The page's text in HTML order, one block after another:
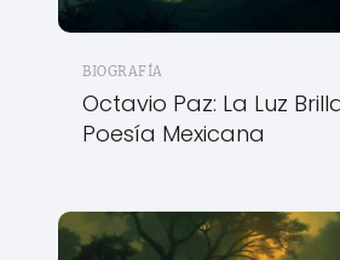
BIOGRAFÍA
Octavio Paz: La Luz
Poesía Mexicana